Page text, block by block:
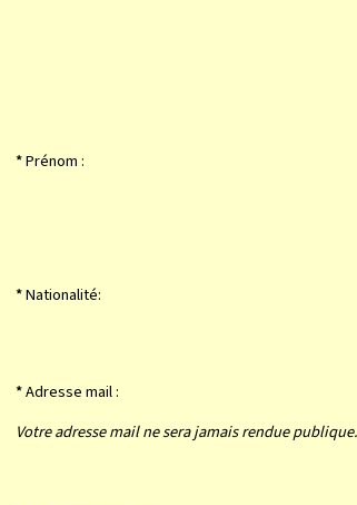
*Prénom :
*Nationalité:
*Adresse mail :
Votre adresse mail ne sera jamais rendue publique.